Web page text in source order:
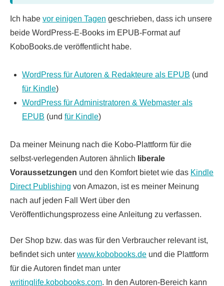
Ich habe vor einigen Tagen geschrieben, dass ich unsere
beide WordPress-E-Books im EPUB-Format auf
KoboBooks.de veröffentlicht habe.
WordPress für Autoren & Redakteure als EPUB (und
für Kindle)
WordPress für Administratoren & Webmaster als
EPUB (und für Kindle)
Da meiner Meinung nach die Kobo-Plattform für die
selbst-verlegenden Autoren ähnlich liberale
Voraussetzungen und den Komfort bietet wie das Kindle
Direct Publishing von Amazon, ist es meiner Meinung
nach auf jeden Fall Wert über den
Veröffentlichungsprozess eine Anleitung zu verfassen.
Der Shop bzw. das was für den Verbraucher relevant ist,
befindet sich unter www.kobobooks.de und die Plattform
für die Autoren findet man unter
writinglife.kobobooks.com. In den Autoren-Bereich kann